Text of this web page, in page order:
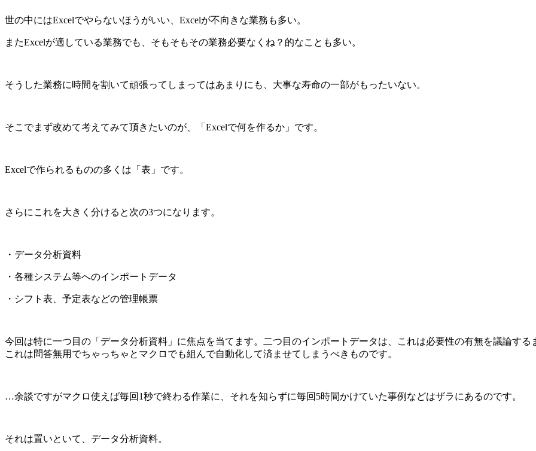
世の中にはExcelでやらないほうがいい、 Excelが不向きな業務も多い。
またExcelが適している業務でも、そもそもその業務必要なくね？的なことも多い。
そうした業務に時間を割いて頑張ってしまってはあまりにも、大事な寿命の一部がもったいない。
そこでまず改めて考えてみて頂きたいのが、「 Excelで何を作るか」です。
Excelで作られるものの多くは「表」です。
さらにこれを大きく分けると次の3つになります。
・データ分析資料
・各種システム等へのインポートデータ
・シフト表、予定表などの管理帳票
今回は特に一つ目の「データ分析資料」に焦点を当てます。二つ目のインポートデータは、これは必要性の有無を議論す
これは問答無用でちゃっちゃとマクロでも組んで自動化して済ませてしまうべきものです。
…余談ですがマクロ使えば毎回 1秒で終わる作業に、それを知らずに毎回 5時間かけていた事例などはザラにあるのです。
それは置いといて、データ分析資料。